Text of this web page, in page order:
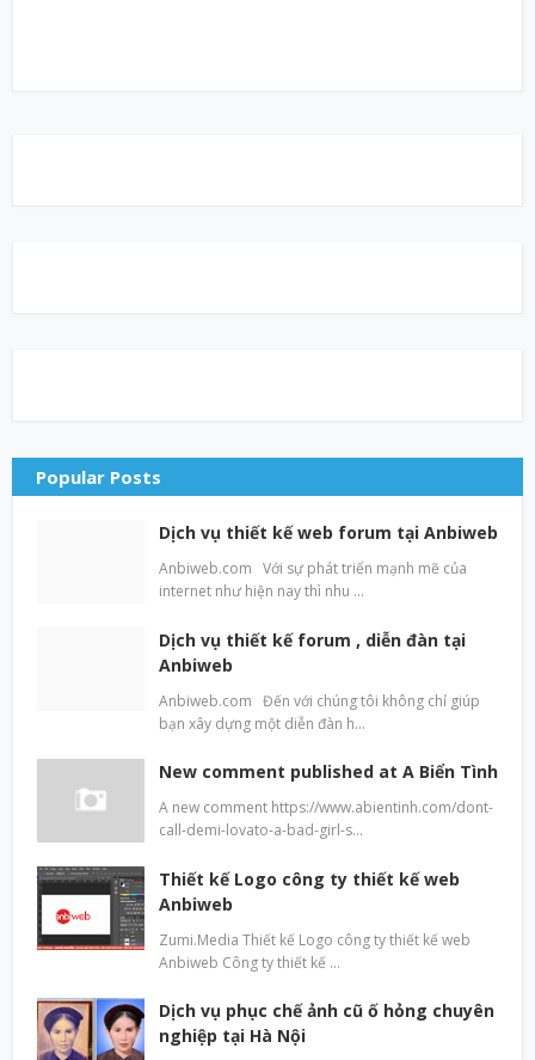
Popular Posts
Dịch vụ thiết kế web forum tại Anbiweb
Anbiweb.com Với sự phát triển mạnh mẽ của
internet như hiện nay thì nhu …
Dịch vụ thiết kế forum , diễn đàn tại
Anbiweb
Anbiweb.com Đến với chúng tôi không chỉ giúp
bạn xây dựng một diễn đàn h…
New comment published at A Biển Tình
A new comment https://www.abientinh.com/dont-
call-demi-lovato-a-bad-girl-s…
Thiết kế Logo công ty thiết kế web
Anbiweb
Zumi.Media Thiết kế Logo công ty thiết kế web
Anbiweb Công ty thiết kế …
Dịch vụ phục chế ảnh cũ ố hỏng chuyên
nghiệp tại Hà Nội